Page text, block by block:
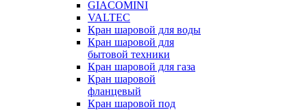
GIACOMINI
VALTEC
Кран шаровой для воды
Кран шаровой для
бытовой техники
Кран шаровой для газа
Кран шаровой
фланцевый
Кран шаровой под